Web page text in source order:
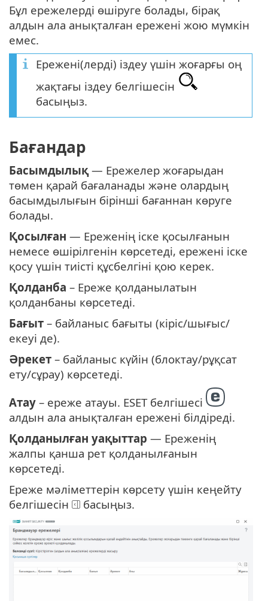
Бұл ережелерді өшіруге болады, бірақ
алдын ала анықталған ережені жою мүмкін
емес.
Ережені(лерді) іздеу үшін жоғарғы оң
жақтағы іздеу белгішесін
басыңыз.
Бағандар
Басымдылық— Ережелер жоғарыдан
төмен қарай бағаланады және олардың
басымдылығын бірінші бағаннан көруге
болады.
Қосылған — Ереженің іске қосылғанын
немесе өшірілгенін көрсетеді, ережені іске
қосу үшін тиісті құсбелгіні қою керек.
Қолданба – Ереже қолданылатын
қолданбаны көрсетеді.
Бағыт – байланыс бағыты (кіріс/шығыс/
екеуі де).
Әрекет – байланыс күйін (блоктау/рұқсат
ету/сұрау) көрсетеді.
Атау – ереже атауы. ESET белгішесі
алдын ала анықталған ережені білдіреді.
Қолданылған уақыттар — Ереженің
жалпы қанша рет қолданылғанын
көрсетеді.
Ереже мәліметтерін көрсету үшін кеңейту
белгішесін
басыңыз.